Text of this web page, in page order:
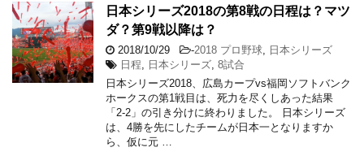
日本シリーズ2018の第8戦の日程は？マツ
ダ？第9戦以降は？
2018/10/29 -2018 プロ野球
日本シリーズ
日程
日本シリーズ 8試合
日本シリーズ2018、広島カープvs福岡ソフトバンク
ホークスの第1戦目は、死力を尽くしあった結果
「2-2」の引き分けに終わりました。 日本シリーズ
は、4勝を先にしたチームが日本一となりますか
ら、仮に元 …